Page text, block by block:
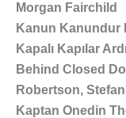
Morgan Fairchild
Kanun Kanundur
Kapalı Kapılar
Behind Closed
Robertson,
Kaptan Onedin